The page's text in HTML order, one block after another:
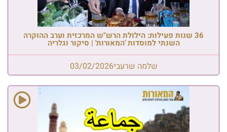
36 שנות פעילות: הילולת הרש"ש המרכזית וערב ההוקרה
השנתי למוסדות 'המאורות' | סיקור וגלריה
שלמה שרעבי03/02/2026